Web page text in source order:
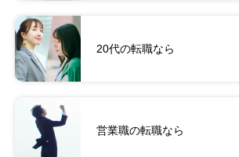
20代の転職なら
営業職の転職なら